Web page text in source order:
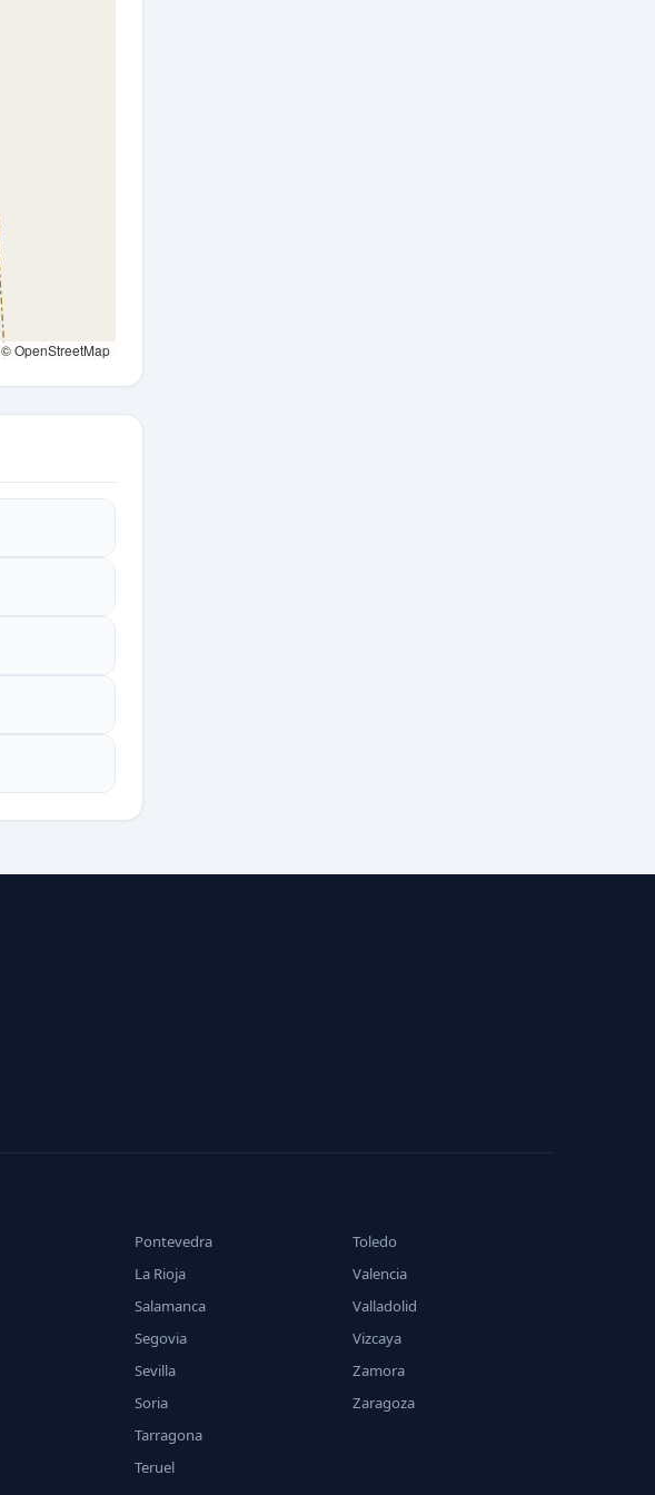
© OpenStreetMap
Pontevedra
La Rioja
Salamanca
Segovia
Sevilla
Soria
Tarragona
Teruel
Toledo
Valencia
Valladolid
Vizcaya
Zamora
Zaragoza